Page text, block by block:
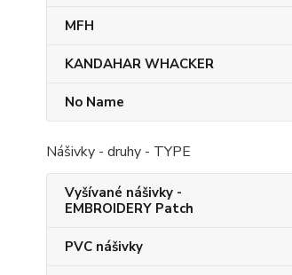
MFH
KANDAHAR​ WHACKER
No Name
Nášivky - druhy - TYPE
Vyšívané nášivky -
EMBROIDERY Patch
PVC nášivky